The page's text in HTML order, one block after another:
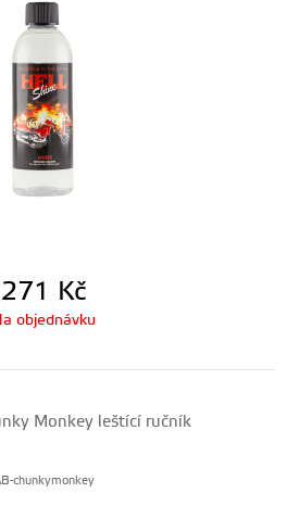
271 Kč
objednávku
Monkey leštící ručník
chunkymonkey